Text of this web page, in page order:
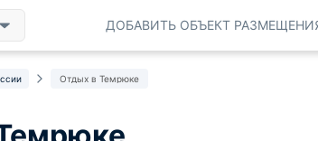
ДОБАВИТЬ ОБЪЕКТ
Отдых в Темрюке